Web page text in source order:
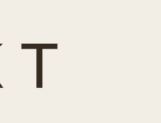
T